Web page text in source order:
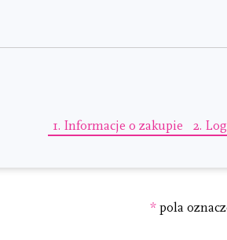
1. Informacje o zakupie 2.
* pola